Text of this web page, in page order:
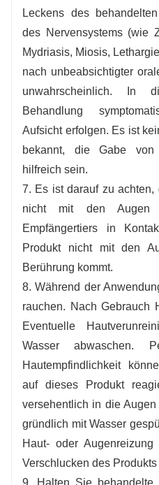
Leckens des
des Nervensystems (wie
Mydriasis, Miosis,
nach unbeabsichtigter
unwahrscheinlich. In
Behandlung
Aufsicht erfolgen. Es ist
bekannt, die Gabe von
hilfreich sein.
7. Es ist darauf zu
nicht mit den
Empfängertiers in
Produkt nicht mit den
Berührung kommt.
8. Während der
rauchen. Nach Gebrauch
Eventuelle
Wasser abwaschen.
Hautempfindlichkeit
auf dieses Produkt
versehentlich in die
gründlich mit Wasser
Haut- oder
Verschlucken des
9. Halten Sie behandelte